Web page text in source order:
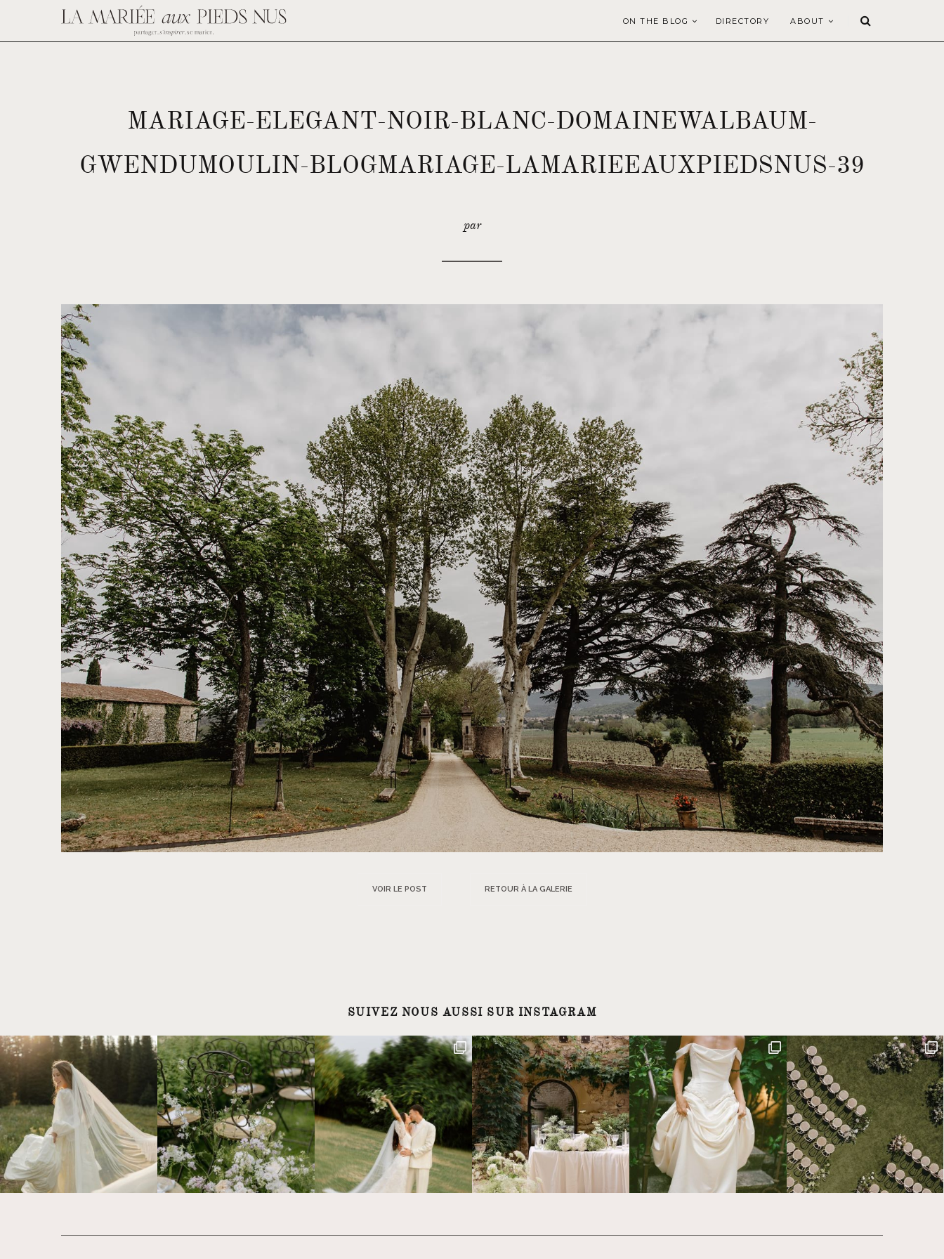
ON THE BLOG DIRECTORY ABOUT
MARIAGE-ELEGANT-NOIR-BLANC-DOMAINEWALBAUM-
GWENDUMOULIN-BLOGMARIAGE-LAMARIEEAUXPIEDSNUS-39
par
VOIR LE POST RETOUR À LA GALERIE
SUIVEZ NOUS AUSSI SUR INSTAGRAM